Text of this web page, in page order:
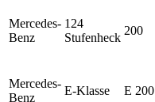
Mercedes-
Benz
124
Stufenheck
200
Mercedes-
Benz
E-Klasse E 200